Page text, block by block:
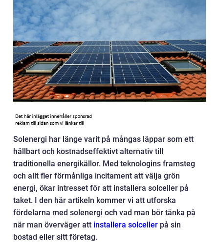
Solenergi har länge varit på mångas läppar som ett
hållbart och kostnadseffektivt alternativ till
traditionella energikällor. Med teknologins framsteg
och allt fler förmånliga incitament att välja grön
energi, ökar intresset för att installera solceller på
taket. I den här artikeln kommer vi att utforska
fördelarna med solenergi och vad man bör tänka på
när man överväger att installera solceller på sin
bostad eller sitt företag.